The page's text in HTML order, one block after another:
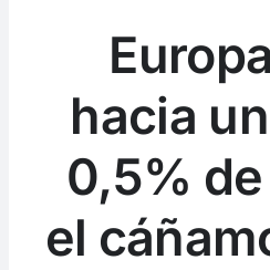
hacia
0,5%
el